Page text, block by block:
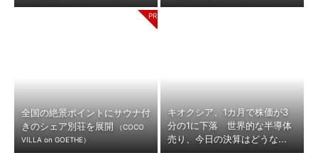
全国の絶景ポイントにサウナ付
きのシェア別荘を展開
（COCO
VILLA on GOETHE）
キオクシア、1カ月で株価が3
分の1に下落 世界的な半導体
売り、今日の決算はどうな...